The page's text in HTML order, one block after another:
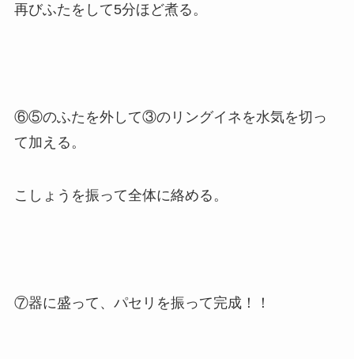
再びふたをして5分ほど煮る。
⑥⑤のふたを外して③のリングイネを水気を切っ
て加える。
こしょうを振って全体に絡める。
⑦器に盛って、パセリを振って完成！！